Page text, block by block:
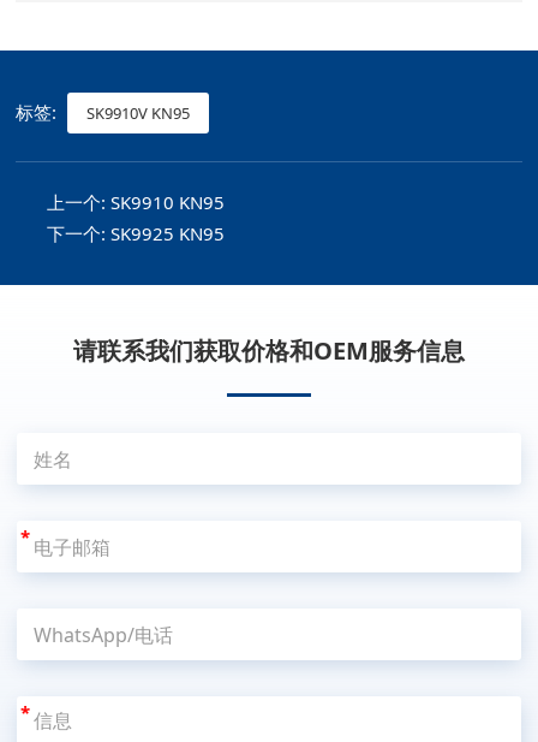
标签: SK9910V KN95
上一个:SK9910 KN95
下一个:SK9925 KN95
请联系我们获取价格和OEM服务信息
*
*